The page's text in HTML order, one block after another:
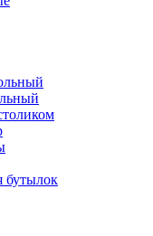
бутылок